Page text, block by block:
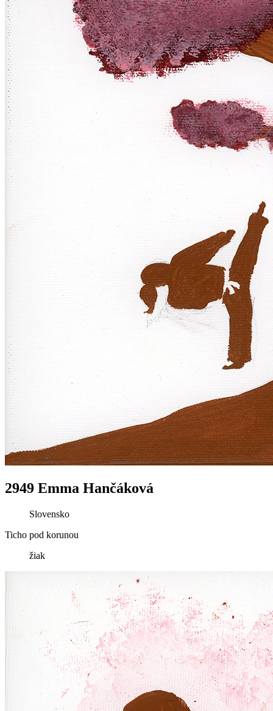
2949 Emma Hančáková
Slovensko
Ticho pod korunou
žiak